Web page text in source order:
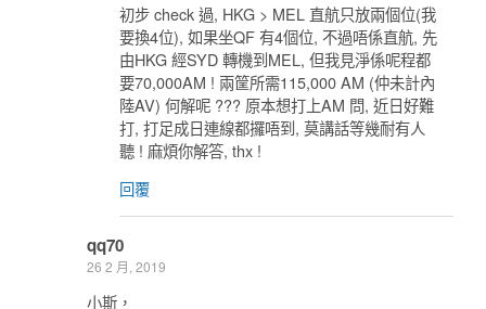
初步 check 過, HKG > MEL 直航只放兩個位(我
要換4位), 如果坐QF 有4個位, 不過唔係直航, 先
由HKG 經SYD 轉機到MEL, 但我見淨係呢程都
要70,000AM ! 兩筐所需115,000 AM (仲未計內
陸AV) 何解呢 ??? 原本想打上AM 問, 近日好難
打, 打足成日連線都攞唔到, 莫講話等幾耐有人
聽 ! 麻煩你解答, thx !
回覆
qq70
26 2 月, 2019
小斯，